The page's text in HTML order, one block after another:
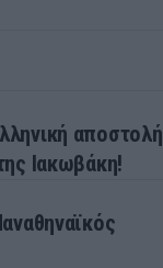
αποστολή
Ιακωβάκη!